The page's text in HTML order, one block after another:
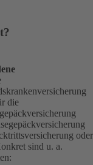
die
oder
sind u. a.